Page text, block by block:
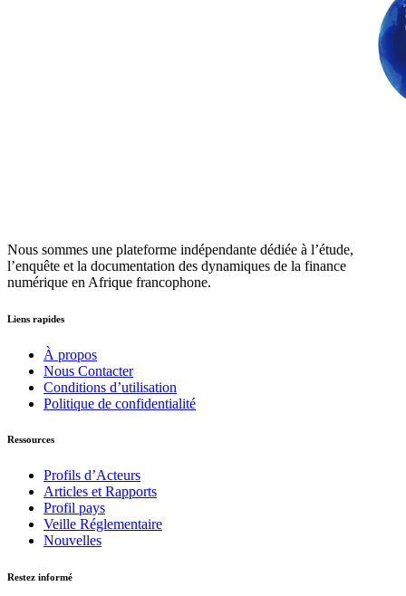
Nous sommes une plateforme indépendante dédiée à l’étude,
l’enquête et la documentation des dynamiques de la finance
numérique en Afrique francophone.
Liens rapides
À propos
Nous Contacter
Conditions d’utilisation
Politique de confidentialité
Ressources
Profils d’Acteurs
Articles et Rapports
Profil pays
Veille Réglementaire
Nouvelles
Restez informé